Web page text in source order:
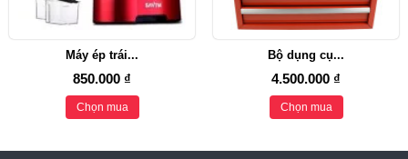
Máy ép trái...
850.000 ₫
Chọn mua
Bộ dụng cụ...
4.500.000 ₫
Chọn mua